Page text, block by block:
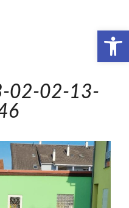
Open toolbar
02-02-13-